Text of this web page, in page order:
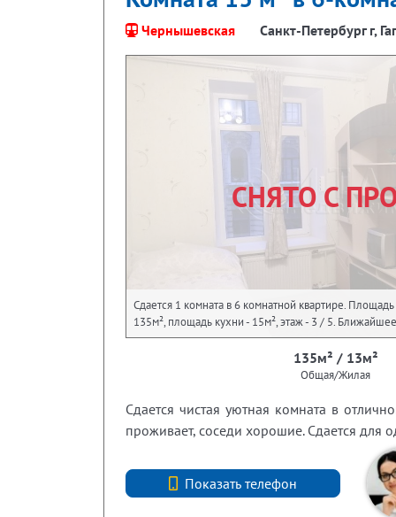
Чернышевская
Санкт-Петербург г,
СНЯТО С
Сдается 1 комната в 6 комнатной квартире.
135м², площадь кухни - 15м², этаж - 3 / 5.
135м² / 13м²
Общая/Жилая
Сдается чистая уютная комната в
проживает, соседи хорошие. Сдается
Показать телефон
+7 (812) 740-70-40